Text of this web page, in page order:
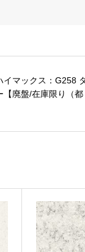
イマックス：G258
【廃盤/在庫限り（都